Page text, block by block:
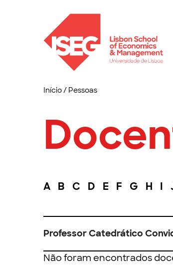
Início/ Pessoas
A B C D E F G H I
Professor Catedrático
Não foram encontrados